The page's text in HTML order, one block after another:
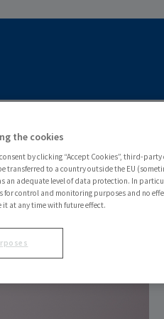
the cookies
by clicking “Accept Cookies”, third-
transferred to a country outside the EU
an adequate level of data protection. In
for control and monitoring purposes and no
it at any time with future effect.